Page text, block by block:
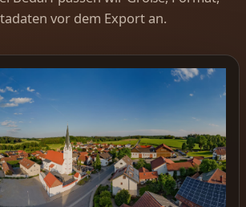
vor dem Export an.